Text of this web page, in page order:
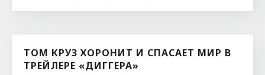
ТОМ КРУЗ ХОРОНИТ И СПАСАЕТ МИР В
ТРЕЙЛЕРЕ «ДИГГЕРА»